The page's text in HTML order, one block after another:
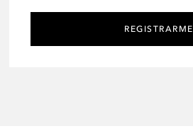
REGISTRARME